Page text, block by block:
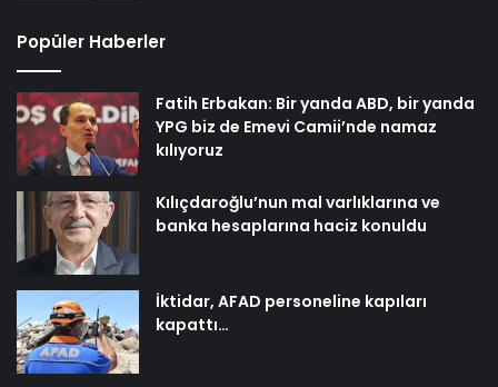
Popüler Haberler
Fatih Erbakan: Bir yanda ABD, bir yanda
YPG biz de Emevi Camii’nde namaz
kılıyoruz
Kılıçdaroğlu’nun mal varlıklarına ve
banka hesaplarına haciz konuldu
İktidar, AFAD personeline kapıları
kapattı…